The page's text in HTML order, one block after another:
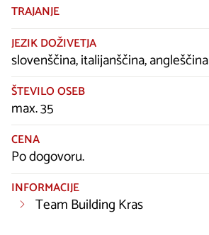
TRAJANJE
JEZIK DOŽIVETJA
slovenščina, italijanščina, angleščina
ŠTEVILO OSEB
max. 35
CENA
Po dogovoru.
INFORMACIJE
Team Building Kras